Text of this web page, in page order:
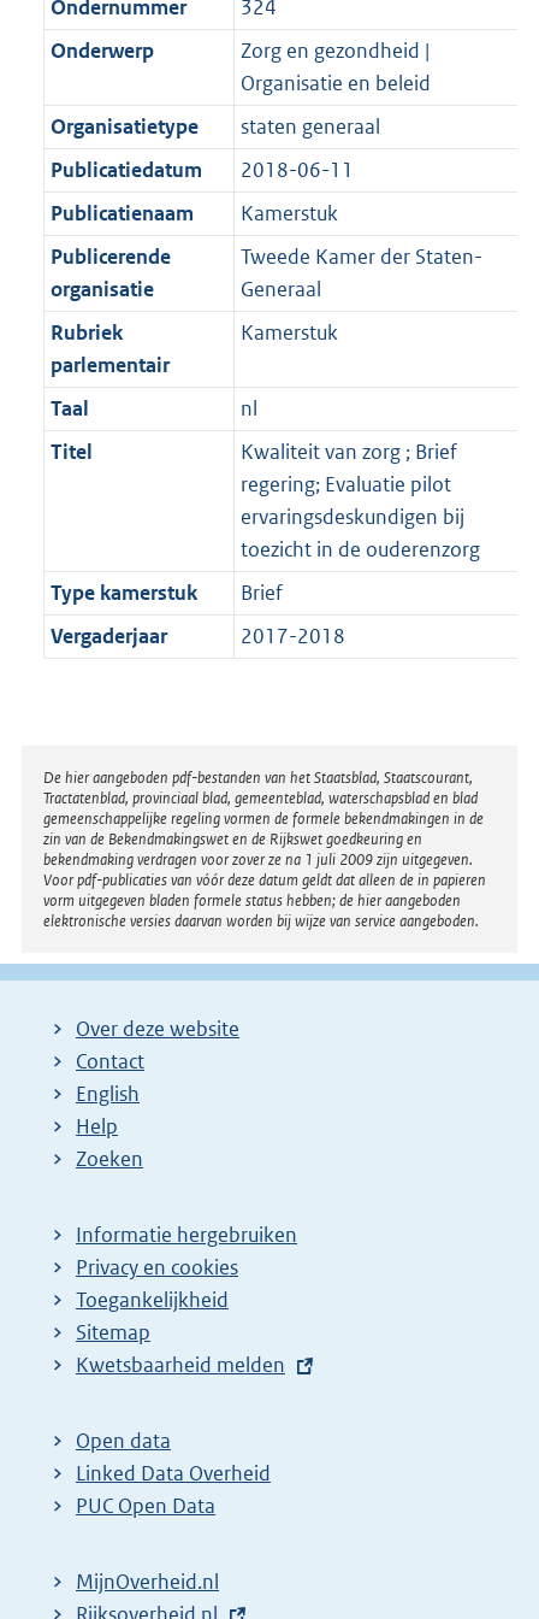
Ondernummer
324
Onderwerp
Zorg en gezondheid |
Organisatie en beleid
Organisatietype
staten generaal
Publicatiedatum
2018-06-11
Publicatienaam
Kamerstuk
Publicerende
organisatie
Tweede Kamer der Staten-
Generaal
Rubriek
parlementair
Kamerstuk
Taal
nl
Titel
Kwaliteit van zorg ; Brief
regering; Evaluatie pilot
ervaringsdeskundigen bij
toezicht in de ouderenzorg
Type kamerstuk
Brief
Vergaderjaar
2017-2018
Disclaimer
De hier aangeboden pdf-bestanden van het Staatsblad, Staatscourant,
Tractatenblad, provinciaal blad, gemeenteblad, waterschapsblad en blad
gemeenschappelijke regeling vormen de formele bekendmakingen in de
zin van de Bekendmakingswet en de Rijkswet goedkeuring en
bekendmaking verdragen voor zover ze na 1 juli 2009 zijn uitgegeven.
Voor pdf-publicaties van vóór deze datum geldt dat alleen de in papieren
vorm uitgegeven bladen formele status hebben; de hier aangeboden
elektronische versies daarvan worden bij wijze van service aangeboden.
Over deze website
Contact
English
Help
Zoeken
Informatie hergebruiken
Privacy en cookies
Toegankelijkheid
Sitemap
E
t
e
r
l
Kwetsbaarheid melden
Open data
Linked Data Overheid
PUC Open Data
MijnOverheid.nl
E
Rijksoverheid.nl